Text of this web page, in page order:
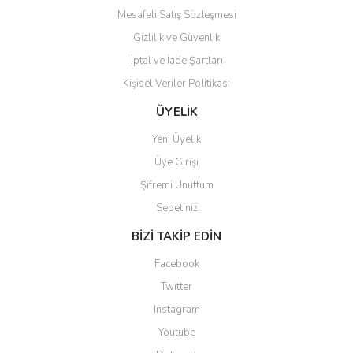
Gönder
Mesafeli Satış Sözleşmesi
Gizlilik ve Güvenlik
İptal ve İade Şartları
Kişisel Veriler Politikası
ÜYELİK
Yeni Üyelik
Üye Girişi
Şifremi Unuttum
Sepetiniz
BİZİ TAKİP EDİN
Facebook
Twitter
Instagram
Youtube